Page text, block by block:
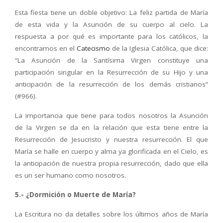
Esta fiesta tiene un doble objetivo: La feliz partida de María
de esta vida y la Asunción de su cuerpo al cielo. La
respuesta a por qué es importante para los católicos, la
encontramos en el Catecismo de la Iglesia Católica, que dice:
“La Asunción de la Santísima Virgen constituye una
participación singular en la Resurrección de su Hijo y una
anticipación de la resurrección de los demás cristianos”
(#966).
La importancia que tiene para todos nosotros la Asunción
de la Virgen se da en la relación que esta tiene entre la
Resurrección de Jesucristo y nuestra resurrección. El que
María se halle en cuerpo y alma ya glorificada en el Cielo, es
la anticipación de nuestra propia resurrección, dado que ella
es un ser humano como nosotros.
5.- ¿Dormición o Muerte de María?
La Escritura no da detalles sobre los últimos años de María